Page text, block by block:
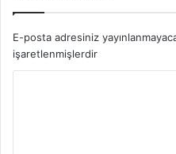
E-posta adresiniz
işaretlenmişlerdir